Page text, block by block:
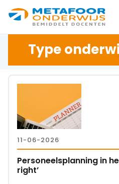
Metafoor
Onderwijs
Type
11-06-2026
Personeelsplanning in
right’
Lees
Personeelsplanning
het
onderwijs
‘done
right’